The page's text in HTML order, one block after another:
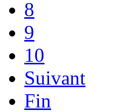
8
9
10
Suivant
Fin